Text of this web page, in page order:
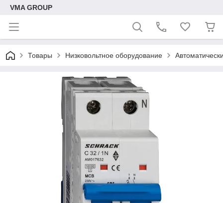
VMA GROUP
Товары Низковольтное оборудование